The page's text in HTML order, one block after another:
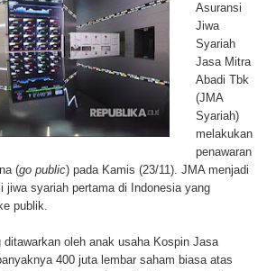
Asuransi
Jiwa
Syariah
Jasa Mitra
Abadi Tbk
(JMA
Syariah)
melakukan
penawaran
(go public) pada Kamis (23/11). JMA menjadi
jiwa syariah pertama di Indonesia yang
publik.
oleh anak usaha Kospin Jasa
400 juta lembar saham biasa atas